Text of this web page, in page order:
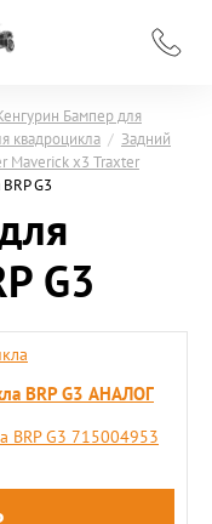
Бампер для
квадроцикла / Задний
Maverick x3 Traxter
G3
G3
BRP G3 АНАЛОГ
BRP G3 715004953